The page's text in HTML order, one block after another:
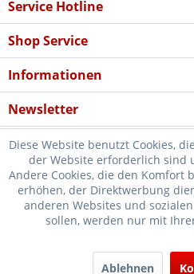
Service Hotline
Shop Service
Informationen
Newsletter
* Verkauf nur an Unternehmer,
öffentliche Institutionen, daher
nicht anders
Diese Website benutzt Cookies,
der Website erforderlich sind
Andere Cookies, die den Komfort
erhöhen, der Direktwerbung
anderen Websites und
sollen, werden nur mit
Ablehnen